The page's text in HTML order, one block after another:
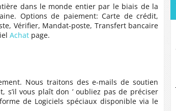
dans le monde entier par le biais de la
Options de paiement: Carte de crédit,
Vérifier, Mandat-poste, Transfert bancaire
Achat page.
Nous traitons des e-mails de soutien
vous plaît don ’ oubliez pas de préciser
de Logiciels spéciaux disponible via le